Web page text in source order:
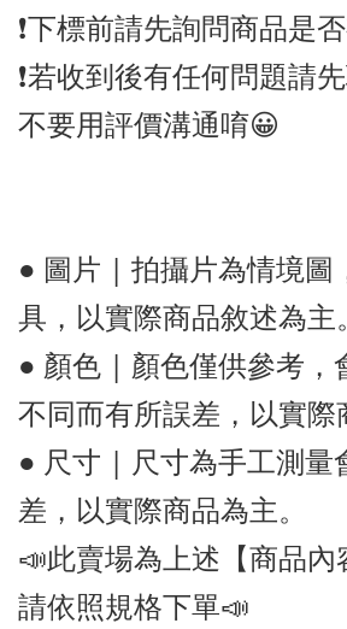
❗️下標前請先詢問商品是
❗️若收到後有任何問題請
不要用評價溝通唷😀
● 圖片 | 拍攝片為情境圖
具，以實際商品敘述為主。
● 顏色 | 顏色僅供參考，
不同而有所誤差，以實際
● 尺寸 | 尺寸為手工測量
差，以實際商品為主。
📣此賣場為上述【商品內
請依照規格下單📣